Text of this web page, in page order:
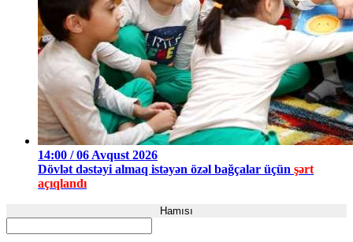
14:00 / 06 Avqust 2026
Dövlət dəstəyi almaq istəyən özəl bağçalar üçün şərt
açıqlandı
Hamısı